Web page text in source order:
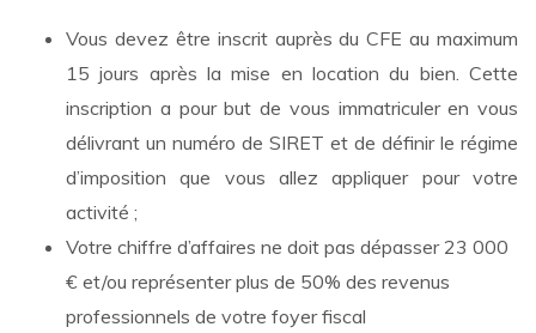
Vous devez être inscrit auprès du CFE au maximum
15 jours après la mise en location du bien. Cette
inscription a pour but de vous immatriculer en vous
délivrant un numéro de SIRET et de définir le régime
d’imposition que vous allez appliquer pour votre
activité ;
Votre chiffre d’affaires ne doit pas dépasser 23 000
€ et/ou représenter plus de 50% des revenus
professionnels de votre foyer fiscal